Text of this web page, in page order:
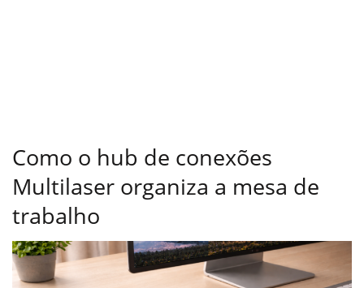
Como o hub de conexões
Multilaser organiza a mesa de
trabalho